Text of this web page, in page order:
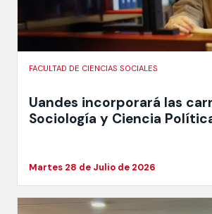
FACULTAD DE CIENCIAS SOCIALES
Uandes incorporará las
Sociología y Ciencia
Martes 28 de Julio de 2026